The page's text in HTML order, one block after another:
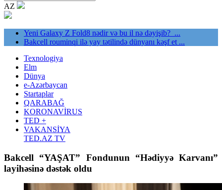
AZ
Yeni Galaxy Z Fold8 nədir və bu il nə dəyişib? ...
Bakcell rouminqi ilə yay tətilində dünyanı kəşf et ...
Texnologiya
Elm
Dünya
e-Azərbaycan
Startaplar
QARABAĞ
KORONAVİRUS
TED +
VAKANSİYA
TED.AZ TV
Bakcell “YAŞAT” Fondunun “Hədiyyə Karvanı”
layihəsinə dəstək oldu